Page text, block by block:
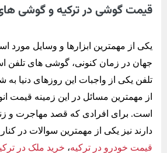
قیمت گوشی در ترکیه و گوشی
یکی از مهمترین ابزارها و وسایل مورد
جهان در زمان کنونی، گوشی های تلفن
تلفن یکی از واجبات این روزهای دنیا
از مهمترین مسائل در این زمینه قیمت
است. برای افرادی که قصد مهاجرت و
دارند نیز یکی از مهمترین سوالات در
قیمت خودرو در ترکیه، خرید ملک در